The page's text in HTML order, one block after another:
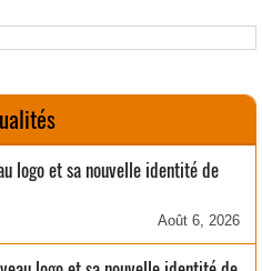
logo et sa nouvelle identité de
Août 6, 2026